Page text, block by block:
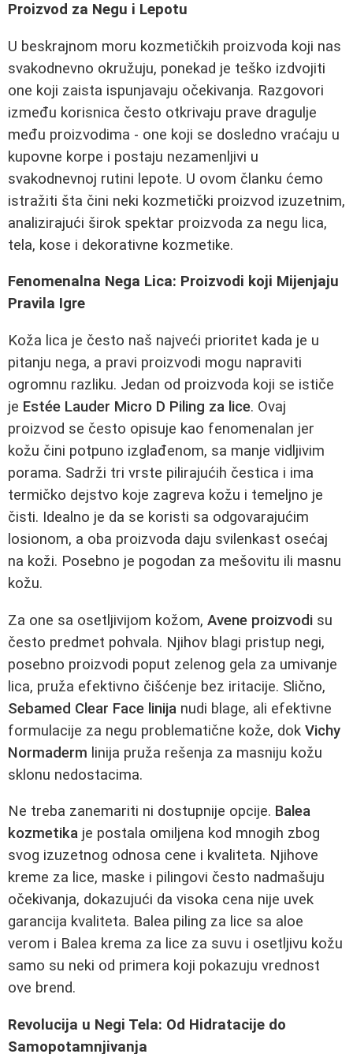
Proizvod za Negu i Lepotu
U beskrajnom moru kozmetičkih proizvoda koji nas
svakodnevno okružuju, ponekad je teško izdvojiti
one koji zaista ispunjavaju očekivanja. Razgovori
između korisnica često otkrivaju prave dragulje
među proizvodima - one koji se dosledno vraćaju u
kupovne korpe i postaju nezamenljivi u
svakodnevnoj rutini lepote. U ovom članku ćemo
istražiti šta čini neki kozmetički proizvod izuzetnim,
analizirajući širok spektar proizvoda za negu lica,
tela, kose i dekorativne kozmetike.
Fenomenalna Nega Lica: Proizvodi koji Mijenjaju
Pravila Igre
Koža lica je često naš najveći prioritet kada je u
pitanju negа, a pravi proizvodi mogu napraviti
ogromnu razliku. Jedan od proizvoda koji se ističe
je Estée Lauder Micro D Piling za lice. Ovaj
proizvod se često opisuje kao fenomenalan jer
kožu čini potpuno izglađenom, sa manje vidljivim
porama. Sadrži tri vrste pilirajućih čestica i ima
termičko dejstvo koje zagreva kožu i temeljno je
čisti. Idealno je da se koristi sa odgovarajućim
losionom, a oba proizvoda daju svilenkast osećaj
na koži. Posebno je pogodan za mešovitu ili masnu
kožu.
Za one sa osetljivijom kožom, Avene proizvodi su
često predmet pohvala. Njihov blagi pristup negi,
posebno proizvodi poput zelenog gela za umivanje
lica, pruža efektivno čišćenje bez iritacije. Slično,
Sebamed Clear Face linija nudi blage, ali efektivne
formulacije za negu problematične kože, dok Vichy
Normaderm linija pruža rešenja za masniju kožu
sklonu nedostacima.
Ne treba zanemariti ni dostupnije opcije. Balea
kozmetika je postala omiljena kod mnogih zbog
svog izuzetnog odnosa cene i kvaliteta. Njihove
kreme za lice, maske i pilingovi često nadmašuju
očekivanja, dokazujući da visoka cena nije uvek
garancija kvaliteta. Balea piling za lice sa aloe
verom i Balea krema za lice za suvu i osetljivu kožu
samo su neki od primera koji pokazuju vrednost
ove brend.
Revolucija u Negi Tela: Od Hidratacije do
Samopotamnjivanja